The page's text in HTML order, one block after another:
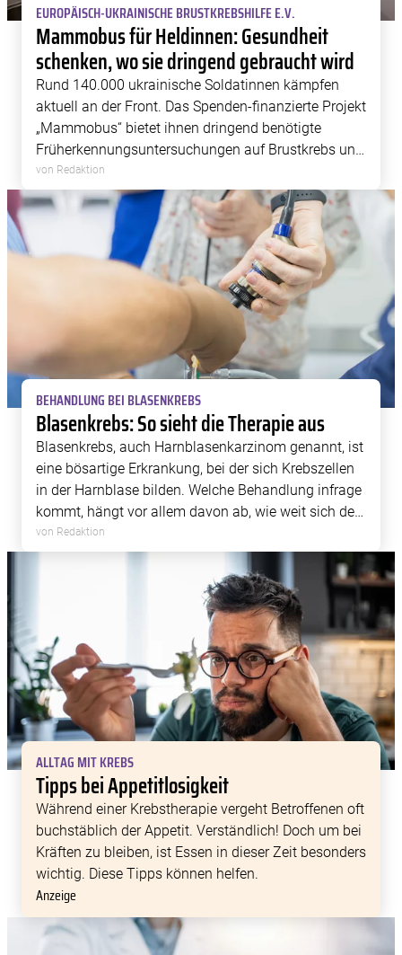
EUROPÄISCH-UKRAINISCHE BRUSTKREBSHILFE E.V.
Mammobus für Heldinnen: Gesundheit
schenken, wo sie dringend gebraucht wird
Rund 140.000 ukrainische Soldatinnen kämpfen
aktuell an der Front. Das Spenden-finanzierte Projekt
„Mammobus“ bietet ihnen dringend benötigte
Früherkennungsuntersuchungen auf Brustkrebs und
andere gynäkologische Untersuchungen an –
kostenlos und direkt vor Ort. Spenden Sie jetzt, um
die […]
von Redaktion
BEHANDLUNG BEI BLASENKREBS
Blasenkrebs: So sieht die Therapie aus
Blasenkrebs, auch Harnblasenkarzinom genannt, ist
eine bösartige Erkrankung, bei der sich Krebszellen
in der Harnblase bilden. Welche Behandlung infrage
kommt, hängt vor allem davon ab, wie weit sich der
Tumor ausgebreitet hat und welche biologischen
Eigenschaften er aufweist. Zu den wichtigsten […]
von Redaktion
ALLTAG MIT KREBS
Tipps bei Appetitlosigkeit
Während einer Krebstherapie vergeht Betroffenen oft
buchstäblich der Appetit. Verständlich! Doch um bei
Kräften zu bleiben, ist Essen in dieser Zeit besonders
wichtig. Diese Tipps können helfen.
Anzeige